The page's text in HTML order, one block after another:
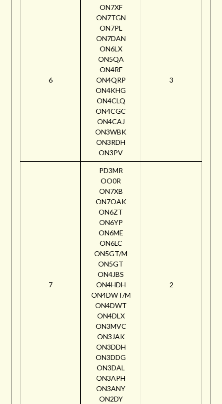
6
ON7XF
ON7TGN
ON7PL
ON7DAN
ON6LX
ON5QA
ON4RF
ON4QRP
ON4KHG
ON4CLQ
ON4CGC
ON4CAJ
ON3WBK
ON3RDH
ON3PV
3
7
PD3MR
OO0R
ON7XB
ON7OAK
ON6ZT
ON6YP
ON6ME
ON6LC
ON5GT/M
ON5GT
ON4JBS
ON4HDH
ON4DWT/M
ON4DWT
ON4DLX
ON3MVC
ON3JAK
ON3DDH
ON3DDG
ON3DAL
ON3APH
ON3ANY
ON2DY
2